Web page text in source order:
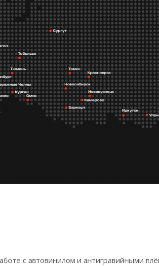
с автовинилом и антигравийными